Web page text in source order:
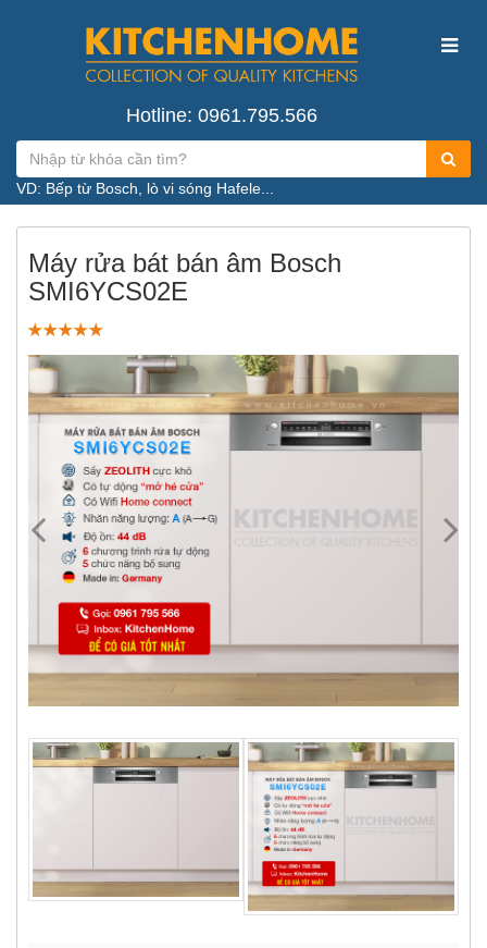
Hotline: 0961.795.566
VD: Bếp từ Bosch, lò vi sóng Hafele...
Máy rửa bát bán âm Bosch
SMI6YCS02E